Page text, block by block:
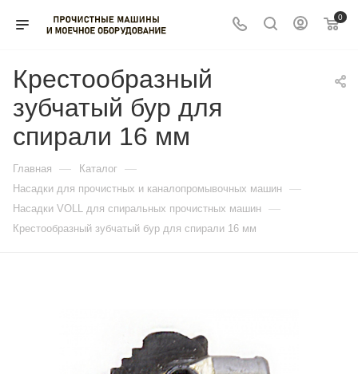
0
Крестообразный
зубчатый бур для
спирали 16 мм
Главная — Каталог —
Насадки для прочистных и каналопромывочных машин —
Насадки VOLL для спиральных прочистных машин —
Крестообразный зубчатый бур для спирали 16 мм